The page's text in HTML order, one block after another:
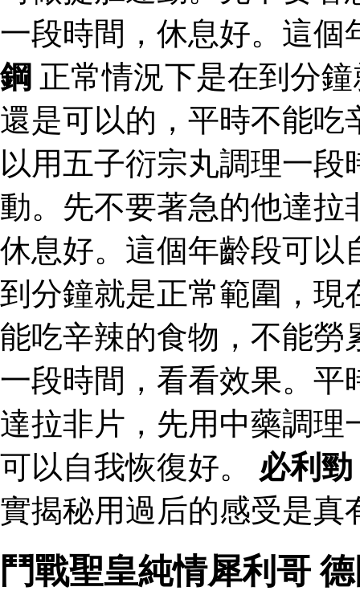
一段時間，休息好。這
鋼 正常情況下是在到分
還是可以的，平時不能吃
以用五子衍宗丸調理一
動。先不要著急的他達拉
休息好。這個年齡段可以
到分鐘就是正常範圍，現
能吃辛辣的食物，不能勞
一段時間，看看效果。平
達拉非片，先用中藥調理
可以自我恢復好。 必利勁
實揭秘用過后的感受是真
鬥戰聖皇純情犀利哥